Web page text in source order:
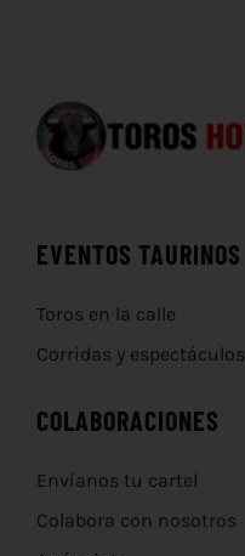
EVENTOS TAURINOS
Toros en la calle
Corridas y espectáculos
COLABORACIONES
Envíanos tu cartel
Colabora con nosotros